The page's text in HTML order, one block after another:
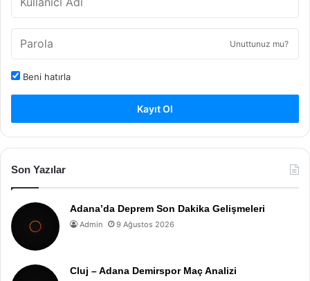
Unuttunuz mu?
Beni hatırla
Kayıt Ol
Son Yazılar
Adana’da Deprem Son Dakika Gelişmeleri
Admin 9 Ağustos 2026
Cluj – Adana Demirspor Maç Analizi